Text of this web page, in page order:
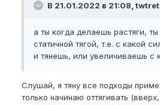
В 21.01.2022 в 21:08,
а ты когда делаешь растяги,
статичной тягой, т.е. с какой
и тянешь, или увеличиваешь с
Слушай, я тяну все подходы
только начинаю оттягивать